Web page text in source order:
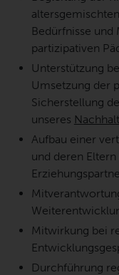
Bedürfnisse
partizipativen
Unterstützung
Umsetzung der
Sicherstellung
unseres
Aufbau einer
und deren
Mitwirkung bei
Durchführung